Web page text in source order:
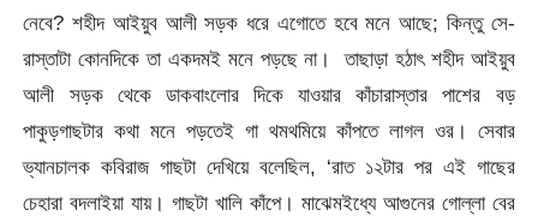
নেবে? শহীদ আইয়ুব আলী সড়ক ধরে এগোতে হবে মনে আছে; কিন্তু সে-
রাস্তাটা কোনদিকে তা একদমই মনে পড়ছে না। তাছাড়া হঠাৎ শহীদ আইয়ুব
আলী সড়ক থেকে ডাকবাংলোর দিকে যাওয়ার কাঁচারাস্তার পাশের বড়
পাকুড়গাছটার কথা মনে পড়তেই গা থমথমিয়ে কাঁপতে লাগল ওর। সেবার
ভ্যানচালক কবিরাজ গাছটা দেখিয়ে বলেছিল, ‘রাত ১২টার পর এই গাছের
চেহারা বদলাইয়া যায়। গাছটা খালি কাঁপে। মাঝেমইধ্যে আগুনের গোল্লা বের